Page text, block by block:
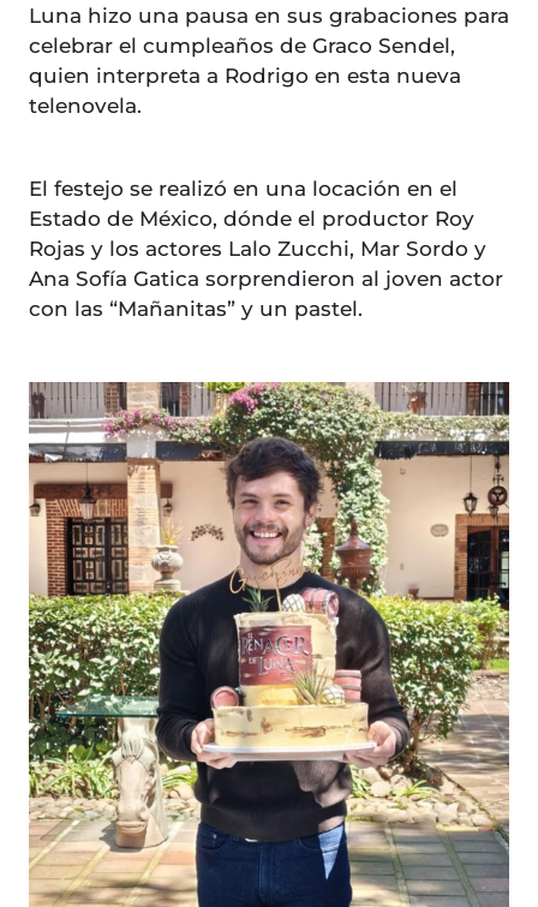
Luna hizo una pausa en sus grabaciones para
celebrar el cumpleaños de Graco Sendel,
quien interpreta a Rodrigo en esta nueva
telenovela.
El festejo se realizó en una locación en el
Estado de México, dónde el productor Roy
Rojas y los actores Lalo Zucchi, Mar Sordo y
Ana Sofía Gatica sorprendieron al joven actor
con las “Mañanitas” y un pastel.